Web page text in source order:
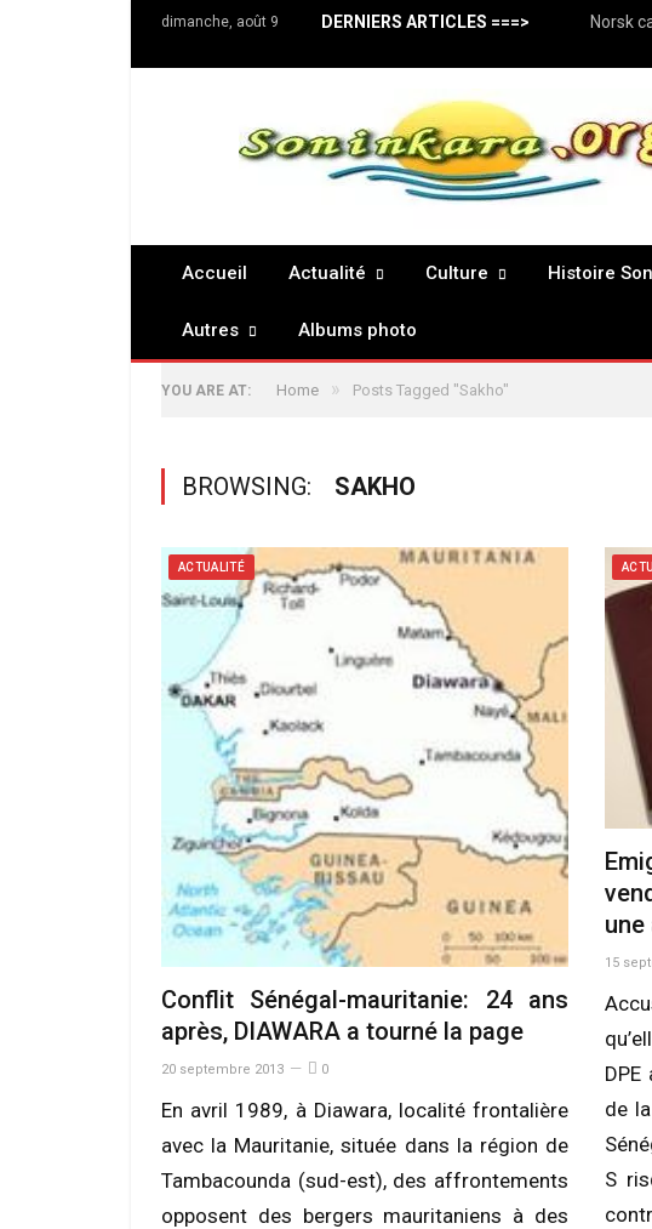
dimanche, août 9 DERNIERS ARTICLES ===> Norsk
Accueil Actualité Culture Histoire
Autres Albums photo
YOU ARE AT: Home » Posts Tagged "Sakho"
BROWSING: SAKHO
ACTUALITÉ
Conflit Sénégal-mauritanie: 24 ans
après, DIAWARA a tourné la page
20 septembre 2013 0
En avril 1989, à Diawara, localité frontalière
avec la Mauritanie, située dans la région de
Tambacounda (sud-est), des affrontements
opposent des bergers mauritaniens à des
une
15
de
S